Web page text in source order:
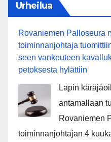
Urheilua
Rovaniemen Palloseura
toiminnanjohtaja
seen van­keu­teen
pe­tok­ses­ta hy­lät­tiin
Lapin
antamallaan
Rovaniemen
toiminnanjohtajan 4